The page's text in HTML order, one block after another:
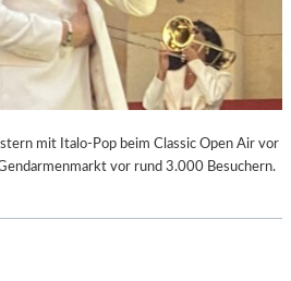
mit Italo-Pop beim Classic Open Air vor
vor rund 3.000 Besuchern.